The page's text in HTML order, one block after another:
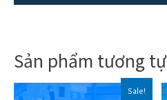
Sản phẩm tương tự
Sale!